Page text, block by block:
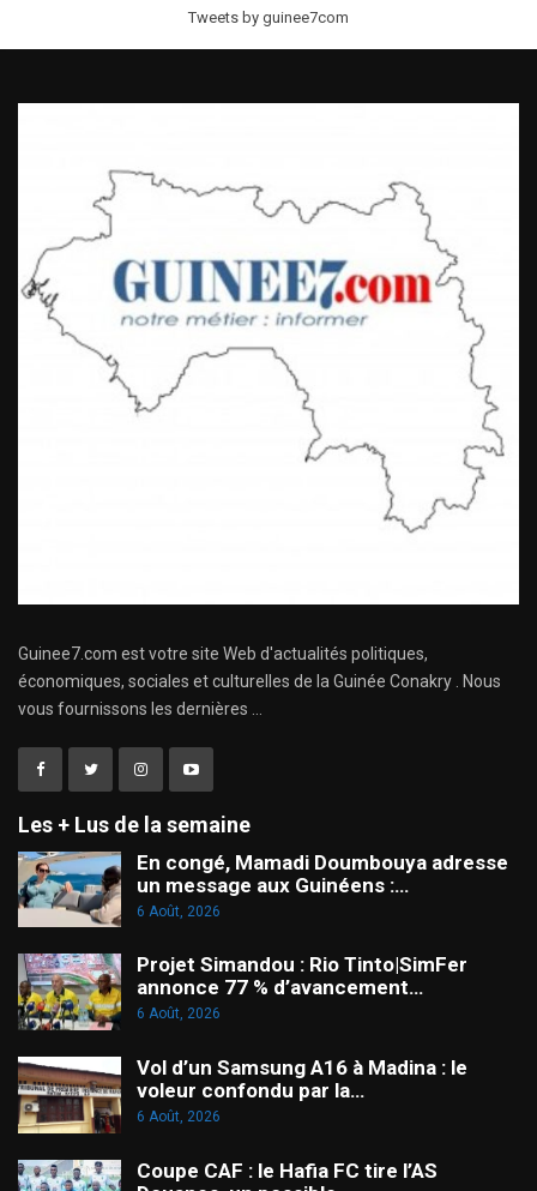
Tweets by guinee7com
Guinee7.com est votre site Web d'actualités politiques,
économiques, sociales et culturelles de la Guinée Conakry . Nous
vous fournissons les dernières ...
Les + Lus de la semaine
En congé, Mamadi Doumbouya adresse
un message aux Guinéens :…
6 Août, 2026
Projet Simandou : Rio Tinto|SimFer
annonce 77 % d’avancement…
6 Août, 2026
Vol d’un Samsung A16 à Madina : le
voleur confondu par la…
6 Août, 2026
Coupe CAF : le Hafia FC tire l’AS